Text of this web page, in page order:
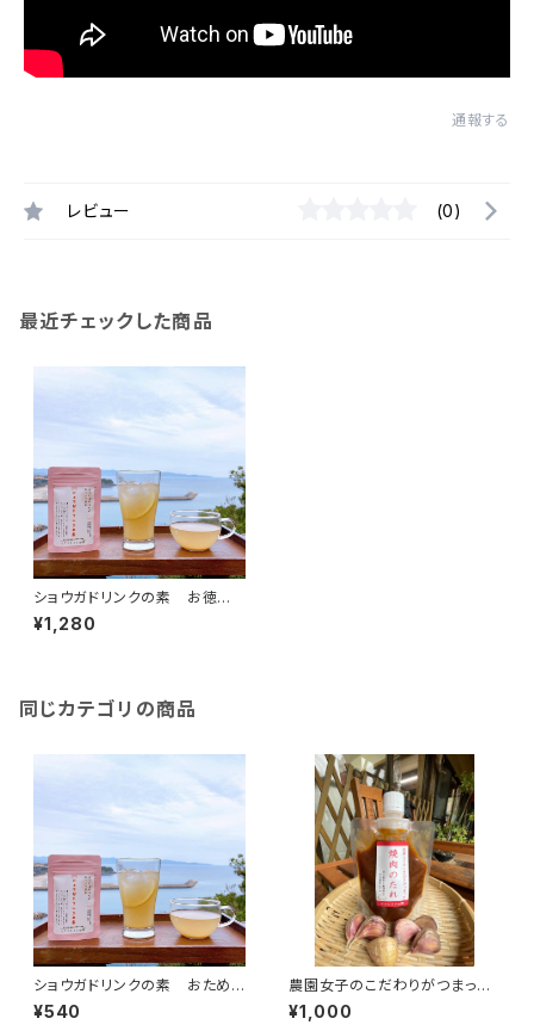
通報する
レビュー (0)
最近チェックした商品
ショウガドリンクの素 お徳
用 150g 農園女子の安心加
工品 国産材料 【お湯と混
¥1,280
同じカテゴリの商品
ショウガドリンクの素 おためし
サイズ 45g 農園女子の安心
加工品 国産材料 ※おた
¥540
農園女子のこだわりがつまった
焼肉のたれ200ml 安心野菜と
国産材料、冬虫夏草、マカもブレ
¥1,000